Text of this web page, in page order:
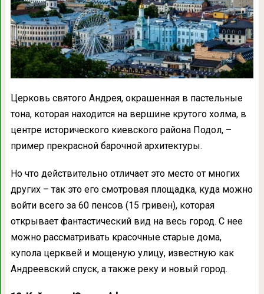
Церковь святого Андрея, окрашенная в пастельные
тона, которая находится на вершине крутого холма, в
центре исторического киевского района Подол, –
пример прекрасной барочной архитектуры.
Но что действительно отличает это место от многих
других – так это его смотровая площадка, куда можно
войти всего за 60 пенсов (15 гривен), которая
открывает фантастический вид на весь город. С нее
можно рассматривать красочные старые дома,
купола церквей и мощеную улицу, известную как
Андреевский спуск, а также реку и новый город.